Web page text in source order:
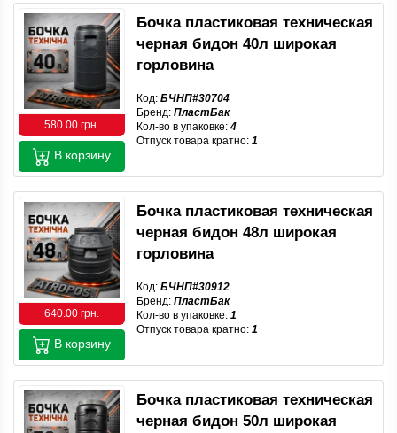
580.00 грн.
Бочка пластиковая техническая
черная бидон 40л широкая
горловина
Код: БЧНП#30704
Бренд: ПластБак
Кол-во в упаковке: 4
Отпуск товара кратно: 1
В корзину
640.00 грн.
Бочка пластиковая техническая
черная бидон 48л широкая
горловина
Код: БЧНП#30912
Бренд: ПластБак
Кол-во в упаковке: 1
Отпуск товара кратно: 1
В корзину
Бочка пластиковая техническая
черная бидон 50л широкая